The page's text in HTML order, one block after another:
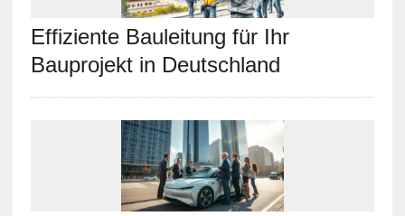
Effiziente Bauleitung für Ihr
Bauprojekt in Deutschland